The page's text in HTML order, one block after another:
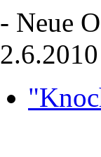
- Neue
2.6.2010